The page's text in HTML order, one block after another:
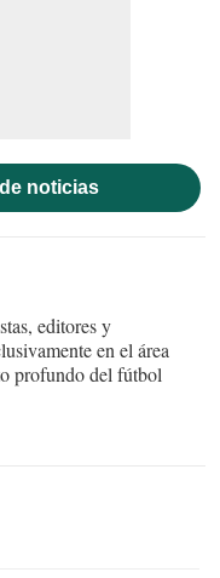
noticias
editores y
en el área
profundo del fútbol